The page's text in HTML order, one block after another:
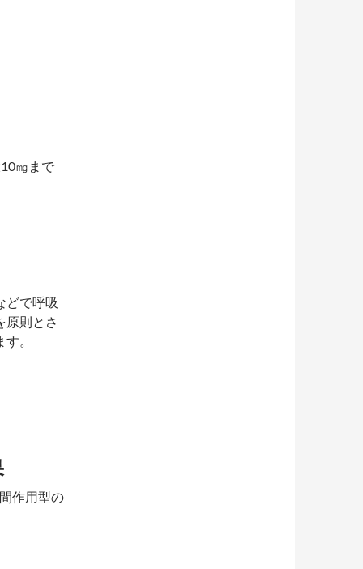
㎎まで
どで呼吸
原則とさ
。
作用型の